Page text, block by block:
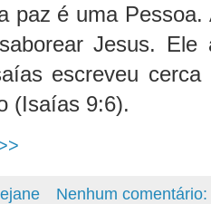
paz é uma
Jesus.
escreveu
(Isaías 9:6).
Nenhum comentário: